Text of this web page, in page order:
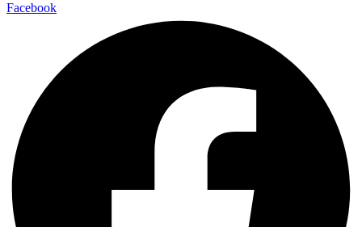
Facebook